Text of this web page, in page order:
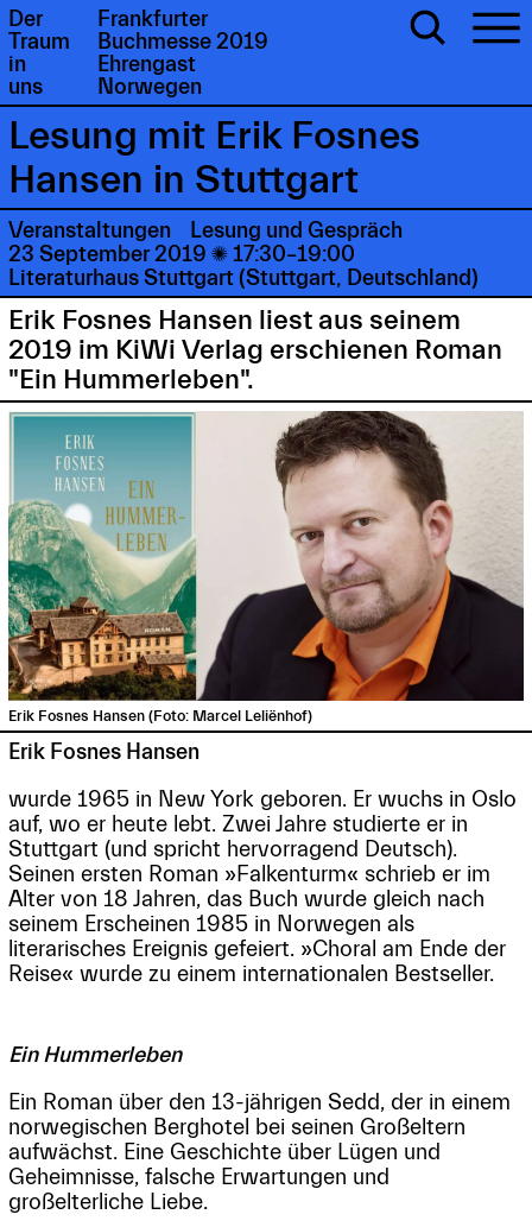
Der
Traum
in
uns
Frankfurter
Buchmesse 2019
Ehrengast
Norwegen
Lesung mit Erik Fosnes
Hansen in Stuttgart
Veranstaltungen
Lesung und Gespräch
23 September 2019 17:30–19:00
Literaturhaus Stuttgart (Stuttgart, Deutschland)
Erik Fosnes Hansen liest aus seinem
2019 im KiWi Verlag erschienen Roman
"Ein Hummerleben".
Erik Fosnes Hansen (Foto: Marcel Leliënhof)
Erik Fosnes Hansen
wurde 1965 in New York geboren. Er wuchs in Oslo
auf, wo er heute lebt. Zwei Jahre studierte er in
Stuttgart (und spricht hervorragend Deutsch).
Seinen ersten Roman »Falkenturm« schrieb er im
Alter von 18 Jahren, das Buch wurde gleich nach
seinem Erscheinen 1985 in Norwegen als
literarisches Ereignis gefeiert. »Choral am Ende der
Reise« wurde zu einem internationalen Bestseller.
Ein Hummerleben
Ein Roman über den 13-jährigen Sedd, der in einem
norwegischen Berghotel bei seinen Großeltern
aufwächst. Eine Geschichte über Lügen und
Geheimnisse, falsche Erwartungen und
großelterliche Liebe.